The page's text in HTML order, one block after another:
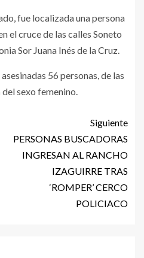
fue localizada una persona
el cruce de las calles Soneto
Sor Juana Inés de la Cruz.
56 personas, de las
sexo femenino.
Siguiente
PERSONAS BUSCADORAS
INGRESAN AL RANCHO
IZAGUIRRE TRAS
‘ROMPER’ CERCO
POLICIACO